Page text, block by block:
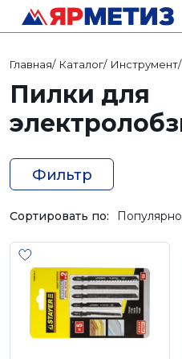
Главная/ Каталог/ Инструмент/
Пилки для
Фильтр
Сортировать по: